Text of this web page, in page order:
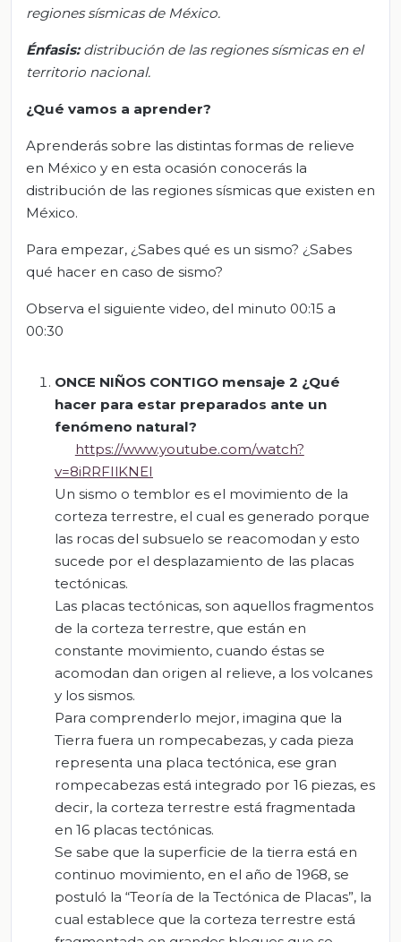
regiones sísmicas de México.
Énfasis:distribución de las regiones sísmicas en el
territorio nacional.
¿Qué vamos a aprender?
Aprenderás sobre las distintas formas de relieve
en México y en esta ocasión conocerás la
distribución de las regiones sísmicas que existen en
México.
Para empezar, ¿Sabes qué es un sismo? ¿Sabes
qué hacer en caso de sismo?
Observa el siguiente video, del minuto 00:15 a
00:30
ONCE NIÑOS CONTIGO mensaje 2 ¿Qué
hacer para estar preparados ante un
fenómeno natural?
https://www.youtube.com/watch?
v=8iRRFIlKNEI
Un sismo o temblor es el movimiento de la
corteza terrestre, el cual es generado porque
las rocas del subsuelo se reacomodan y esto
sucede por el desplazamiento de las placas
tectónicas.
Las placas tectónicas, son aquellos fragmentos
de la corteza terrestre, que están en
constante movimiento, cuando éstas se
acomodan dan origen al relieve, a los volcanes
y los sismos.
Para comprenderlo mejor, imagina que la
Tierra fuera un rompecabezas, y cada pieza
representa una placa tectónica, ese gran
rompecabezas está integrado por 16 piezas, es
decir, la corteza terrestre está fragmentada
en 16 placas tectónicas.
Se sabe que la superficie de la tierra está en
continuo movimiento, en el año de 1968, se
postuló la “Teoría de la Tectónica de Placas”, la
cual establece que la corteza terrestre está